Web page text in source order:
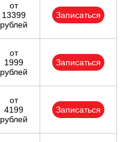
от
13399
рублей
Записаться
от
1999
рублей
Записаться
от
4199
рублей
Записаться